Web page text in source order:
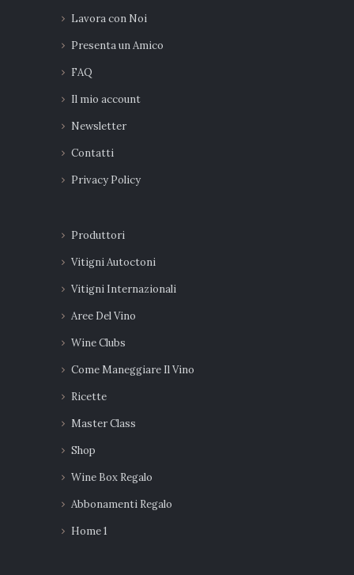
Lavora con Noi
Presenta un Amico
FAQ
Il mio account
Newsletter
Contatti
Privacy Policy
Produttori
Vitigni Autoctoni
Vitigni Internazionali
Aree Del Vino
Wine Clubs
Come Maneggiare Il Vino
Ricette
Master Class
Shop
Wine Box Regalo
Abbonamenti Regalo
Home 1